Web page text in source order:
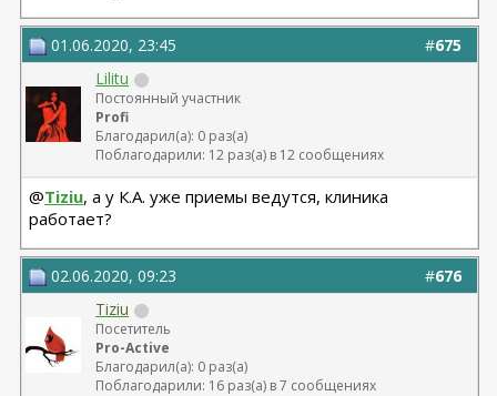
#675
01.06.2020, 23:45
Lilitu
Постоянный участник
Profi
Благодарил(а): 0 раз(а)
Поблагодарили: 12 раз(а) в 12 сообщениях
@Tiziu, а у К.А. уже приемы ведутся, клиника
работает?
#676
02.06.2020, 09:23
Tiziu
Посетитель
Pro-Active
Благодарил(а): 0 раз(а)
Поблагодарили: 16 раз(а) в 7 сообщениях